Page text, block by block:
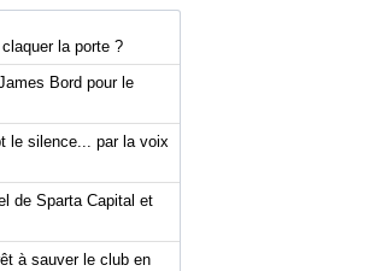
la porte ?
Bord pour le
le silence... par la voix
de Sparta Capital et
à sauver le club en